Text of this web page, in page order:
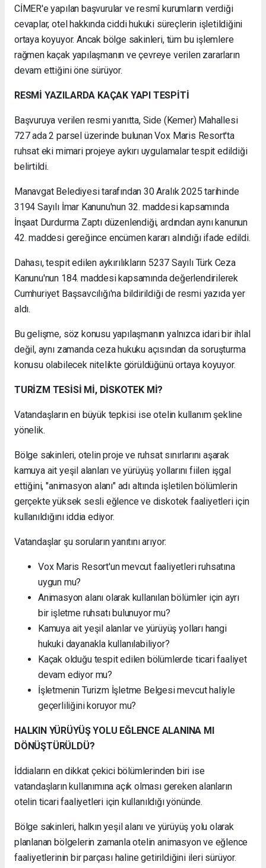
CİMER'e yapılan başvurular ve resmî kurumların verdiği
cevaplar, otel hakkında ciddi hukuki süreçlerin işletildiğini
ortaya koyuyor. Ancak bölge sakinleri, tüm bu işlemlere
rağmen kaçak yapılaşmanın ve çevreye verilen zararların
devam ettiğini öne sürüyor.
RESMİ YAZILARDA KAÇAK YAPI TESPİTİ
Başvuruya verilen resmi yanıtta, Side (Kemer) Mahallesi
727 ada 2 parsel üzerinde bulunan Vox Maris Resort'ta
ruhsat eki mimari projeye aykırı uygulamalar tespit edildiği
belirtildi.
Manavgat Belediyesi tarafından 30 Aralık 2025 tarihinde
3194 Sayılı İmar Kanunu'nun 32. maddesi kapsamında
İnşaat Durdurma Zaptı düzenlendiği, ardından aynı kanunun
42. maddesi gereğince encümen kararı alındığı ifade edildi.
Dahası, tespit edilen aykırılıkların 5237 Sayılı Türk Ceza
Kanunu'nun 184. maddesi kapsamında değerlendirilerek
Cumhuriyet Başsavcılığı'na bildirildiği de resmi yazıda yer
aldı.
Bu gelişme, söz konusu yapılaşmanın yalnızca idari bir ihlal
değil, aynı zamanda ceza hukuku açısından da soruşturma
konusu olabilecek nitelikte görüldüğünü ortaya koyuyor.
TURİZM TESİSİ Mİ, DİSKOTEK Mİ?
Vatandaşların en büyük tepkisi ise otelin kullanım şekline
yönelik.
Bölge sakinleri, otelin proje ve ruhsat sınırlarını aşarak
kamuya ait yeşil alanları ve yürüyüş yollarını fiilen işgal
ettiğini, "animasyon alanı" adı altında işletilen bölümlerin
gerçekte yüksek sesli eğlence ve diskotek faaliyetleri için
kullanıldığını iddia ediyor.
Vatandaşlar şu soruların yanıtını arıyor:
Vox Maris Resort'un mevcut faaliyetleri ruhsatına
uygun mu?
Animasyon alanı olarak kullanılan bölümler için ayrı
bir işletme ruhsatı bulunuyor mu?
Kamuya ait yeşil alanlar ve yürüyüş yolları hangi
hukuki dayanakla kullanılabiliyor?
Kaçak olduğu tespit edilen bölümlerde ticari faaliyet
devam ediyor mu?
İşletmenin Turizm İşletme Belgesi mevcut haliyle
geçerliliğini koruyor mu?
HALKIN YÜRÜYÜŞ YOLU EĞLENCE ALANINA MI
DÖNÜŞTÜRÜLDÜ?
İddiaların en dikkat çekici bölümlerinden biri ise
vatandaşların kullanımına açık olması gereken alanların
otelin ticari faaliyetleri için kullanıldığı yönünde.
Bölge sakinleri, halkın yeşil alanı ve yürüyüş yolu olarak
planlanan bölgelerin zamanla otelin animasyon ve eğlence
faaliyetlerinin bir parçası haline getirildiğini ileri sürüyor.